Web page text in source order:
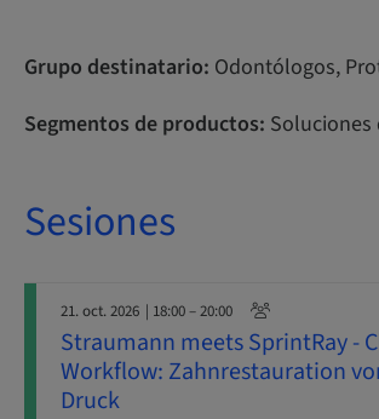
Grupo destinatario: Odontólogos,
Segmentos de productos: Soluciones
Sesiones
21. oct. 2026 | 18:00 – 20:00
Straumann meets SprintRay -
Workflow: Zahnrestauration
Druck